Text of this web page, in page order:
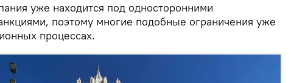
уже находится под односторонними
поэтому многие подобные ограничения уже
процессах.